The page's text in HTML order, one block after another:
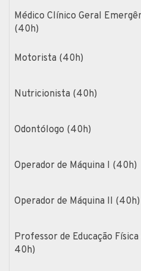
Médico Clínico Geral
(40h)
Motorista (40h)
Nutricionista (40h)
Odontólogo (40h)
Operador de Máquina I (40h)
Operador de Máquina II (40h)
Professor de Educação
40h)